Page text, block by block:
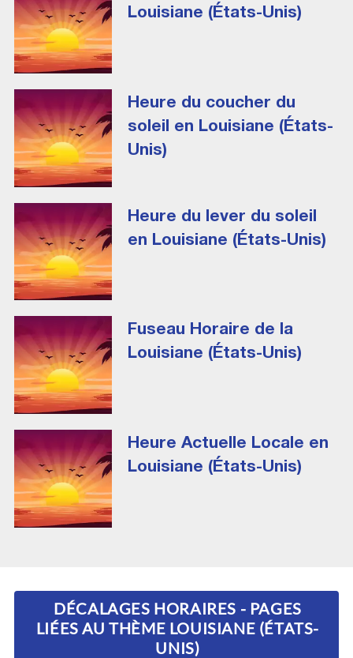
Louisiane (États-Unis)
Heure du coucher du
soleil en Louisiane (États-
Unis)
Heure du lever du soleil
en Louisiane (États-Unis)
Fuseau Horaire de la
Louisiane (États-Unis)
Heure Actuelle Locale en
Louisiane (États-Unis)
DÉCALAGES HORAIRES - PAGES
LIÉES AU THÈME LOUISIANE (ÉTATS-
UNIS)